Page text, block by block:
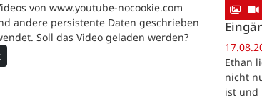
von www.youtube-nocookie.com
andere persistente Daten geschrieben
Soll das Video geladen werden?
Ethan
nicht
ist und